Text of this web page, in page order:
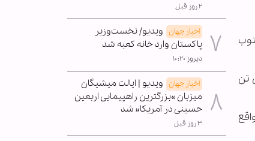
تن
۲ روز قبل
اخبار جهان ویدیو/ نخست‌وزیر
پاکستان وارد خانه کعبه شد
دیروز ۱۰:۲۰
اخبار جهان ویدیو | ایالت میشیگان
میزبان »بزرگترین راهپیمایی اربعین
حسینی در آمریکا« شد
۳ روز قبل